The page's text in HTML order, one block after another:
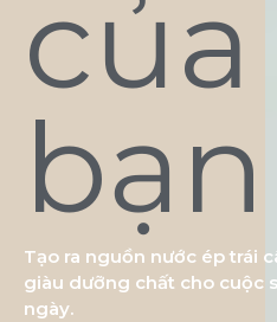
của
bạn
Tạo ra nguồn nước ép trái
giàu dưỡng chất cho cuộc
ngày.